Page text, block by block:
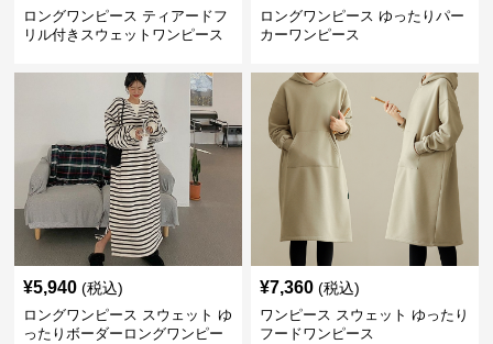
ロングワンピース ティアードフ
リル付きスウェットワンピース
ロングワンピース ゆったりパー
カーワンピース
¥5,940 (税込)
ロングワンピース スウェット ゆ
ったりボーダーロングワンピー
¥7,360 (税込)
ワンピース スウェット ゆったり
フードワンピース